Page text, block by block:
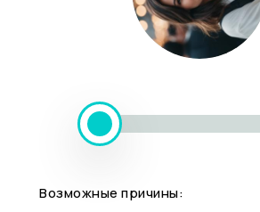
Возможные причины: